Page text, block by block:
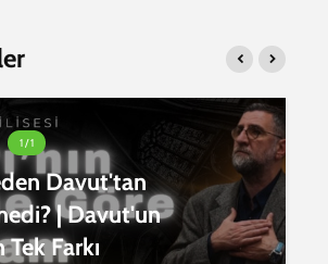
1 / 1
Davut'tan
| Davut'un
Farkı